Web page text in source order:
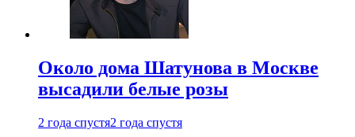
Около дома Шатунова в Москве
высадили белые розы
2 года спустя2 года спустя